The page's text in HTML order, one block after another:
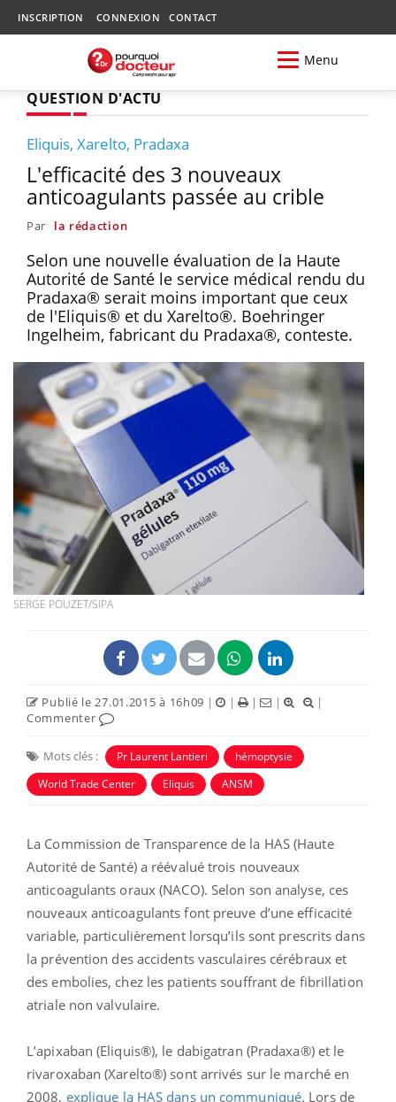
INSCRIPTION CONNEXION CONTACT
Menu
QUESTION D'ACTU
Eliquis, Xarelto, Pradaxa
L'efficacité des 3 nouveaux
anticoagulants passée au crible
Par la rédaction
Selon une nouvelle évaluation de la Haute
Autorité de Santé le service médical rendu du
Pradaxa® serait moins important que ceux
de l'Eliquis® et du Xarelto®. Boehringer
Ingelheim, fabricant du Pradaxa®, conteste.
SERGE POUZET/SIPA
Publié le 27.01.2015 à 16h09 | | | |
|
Commenter
Mots clés : Pr Laurent Lantieri
hémoptysie
World Trade Center
Eliquis ANSM
La Commission de Transparence de la HAS (Haute
Autorité de Santé) a réévalué trois nouveaux
anticoagulants oraux (NACO). Selon son analyse, ces
nouveaux anticoagulants font preuve d’une efficacité
variable, particulièrement lorsqu’ils sont prescrits dans
la prévention des accidents vasculaires cérébraux et
des embolies, chez les patients souffrant de fibrillation
atriale non valvulaire.
L’apixaban (Eliquis®), le dabigatran (Pradaxa®) et le
rivaroxaban (Xarelto®) sont arrivés sur le marché en
2008, explique la HAS dans un communiqué. Lors de